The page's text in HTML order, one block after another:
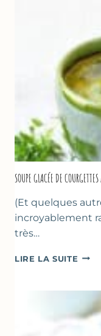
SOUPE GLACÉE DE
(Et quelques
incroyablement
très…
LIRE LA SUITE
AU